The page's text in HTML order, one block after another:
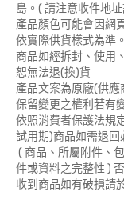
島。( 請注意收件地
產品顏色可能會因網
依實際供貨樣式為準。
商品如經拆封、使用
恕無法退(換)貨
產品文案為原廠(供
保留變更之權利若有
依照消費者保護法規
試用期)商品如需退
( 商品、所屬附件、
件或資料之完整性 )
收到商品如有破損請